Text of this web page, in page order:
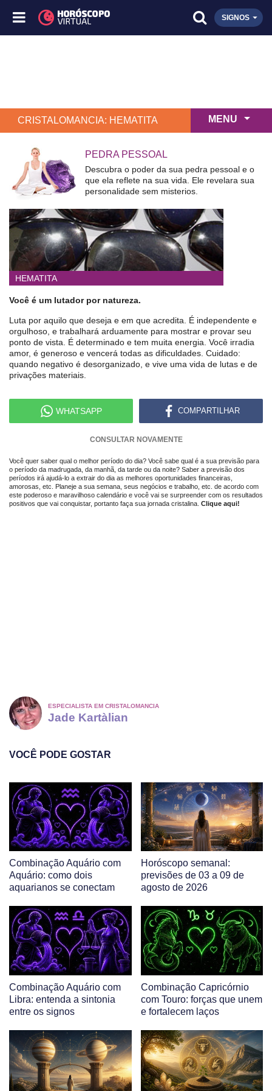
SIGNOS
CRISTALOMANCIA: HEMATITA MENU
PEDRA PESSOAL
Descubra o poder da sua pedra pessoal e o
que ela reflete na sua vida. Ele revelara sua
personalidade sem misterios.
HEMATITA
Você é um lutador por natureza.
Luta por aquilo que deseja e em que acredita. É independente e
orgulhoso, e trabalhará arduamente para mostrar e provar seu
ponto de vista. É determinado e tem muita energia. Você irradia
amor, é generoso e vencerá todas as dificuldades. Cuidado:
quando negativo é desorganizado, e vive uma vida de lutas e de
privações materiais.
WHATSAPP COMPARTILHAR
CONSULTAR NOVAMENTE
Você quer saber qual o melhor período do dia? Você sabe qual é a sua previsão para
o período da madrugada, da manhã, da tarde ou da noite? Saber a previsão dos
períodos irá ajudá-lo a extrair do dia as melhores oportunidades financeiras,
amorosas, etc. Planeje a sua semana, seus negócios e trabalho, etc. de acordo com
este poderoso e maravilhoso calendário e você vai se surpreender com os resultados
positivos que vai conquistar, portanto faça sua jornada cristalina. Clique aqui!
ESPECIALISTA EM CRISTALOMANCIA
Jade Kartàlian
VOCÊ PODE GOSTAR
Combinação Aquário com
Aquário: como dois
aquarianos se conectam
Horóscopo semanal:
previsões de 03 a 09 de
agosto de 2026
Combinação Aquário com
Libra: entenda a sintonia
entre os signos
Combinação Capricórnio
com Touro: forças que unem
e fortalecem laços